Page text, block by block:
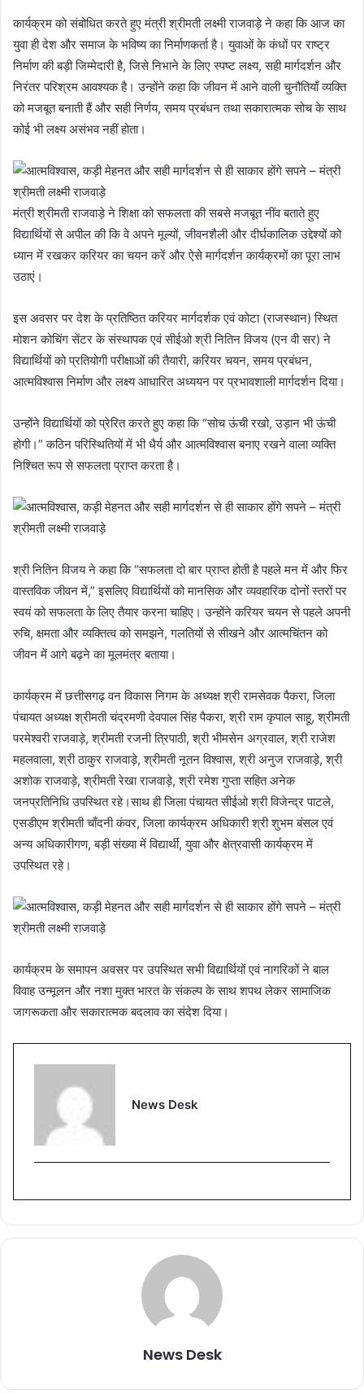
कार्यक्रम को संबोधित करते हुए मंत्री श्रीमती लक्ष्मी राजवाड़े ने कहा कि आज का
युवा ही देश और समाज के भविष्य का निर्माणकर्ता है। युवाओं के कंधों पर राष्ट्र
निर्माण की बड़ी जिम्मेदारी है, जिसे निभाने के लिए स्पष्ट लक्ष्य, सही मार्गदर्शन और
निरंतर परिश्रम आवश्यक है। उन्होंने कहा कि जीवन में आने वाली चुनौतियाँ व्यक्ति
को मजबूत बनाती हैं और सही निर्णय, समय प्रबंधन तथा सकारात्मक सोच के साथ
कोई भी लक्ष्य असंभव नहीं होता।
मंत्री श्रीमती राजवाड़े ने शिक्षा को सफलता की सबसे मजबूत नींव बताते हुए
विद्यार्थियों से अपील की कि वे अपने मूल्यों, जीवनशैली और दीर्घकालिक उद्देश्यों को
ध्यान में रखकर करियर का चयन करें और ऐसे मार्गदर्शन कार्यक्रमों का पूरा लाभ
उठाएं।
इस अवसर पर देश के प्रतिष्ठित करियर मार्गदर्शक एवं कोटा (राजस्थान) स्थित
मोशन कोचिंग सेंटर के संस्थापक एवं सीईओ श्री नितिन विजय (एन वी सर) ने
विद्यार्थियों को प्रतियोगी परीक्षाओं की तैयारी, करियर चयन, समय प्रबंधन,
आत्मविश्वास निर्माण और लक्ष्य आधारित अध्ययन पर प्रभावशाली मार्गदर्शन दिया।
उन्होंने विद्यार्थियों को प्रेरित करते हुए कहा कि “सोच ऊंची रखो, उड़ान भी ऊंची
होगी।” कठिन परिस्थितियों में भी धैर्य और आत्मविश्वास बनाए रखने वाला व्यक्ति
निश्चित रूप से सफलता प्राप्त करता है।
श्री नितिन विजय ने कहा कि “सफलता दो बार प्राप्त होती है पहले मन में और फिर
वास्तविक जीवन में,” इसलिए विद्यार्थियों को मानसिक और व्यवहारिक दोनों स्तरों पर
स्वयं को सफलता के लिए तैयार करना चाहिए। उन्होंने करियर चयन से पहले अपनी
रुचि, क्षमता और व्यक्तित्व को समझने, गलतियों से सीखने और आत्मचिंतन को
जीवन में आगे बढ़ने का मूलमंत्र बताया।
कार्यक्रम में छत्तीसगढ़ वन विकास निगम के अध्यक्ष श्री रामसेवक पैकरा, जिला
पंचायत अध्यक्ष श्रीमती चंद्रमणी देवपाल सिंह पैकरा, श्री राम कृपाल साहू, श्रीमती
परमेश्वरी राजवाड़े, श्रीमती रजनी त्रिपाठी, श्री भीमसेन अग्रवाल, श्री राजेश
महलवाला, श्री ठाकुर राजवाड़े, श्रीमती नूतन विश्वास, श्री अनुज राजवाड़े, श्री
अशोक राजवाड़े, श्रीमती रेखा राजवाड़े, श्री रमेश गुप्ता सहित अनेक
जनप्रतिनिधि उपस्थित रहे।साथ ही जिला पंचायत सीईओ श्री विजेन्द्र पाटले,
एसडीएम श्रीमती चाँदनी कंवर, जिला कार्यक्रम अधिकारी श्री शुभम बंसल एवं
अन्य अधिकारीगण, बड़ी संख्या में विद्यार्थी, युवा और क्षेत्रवासी कार्यक्रम में
उपस्थित रहे।
कार्यक्रम के समापन अवसर पर उपस्थित सभी विद्यार्थियों एवं नागरिकों ने बाल
विवाह उन्मूलन और नशा मुक्त भारत के संकल्प के साथ शपथ लेकर सामाजिक
जागरूकता और सकारात्मक बदलाव का संदेश दिया।
News Desk
News Desk